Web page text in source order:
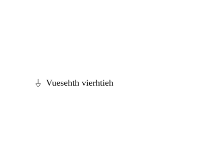
Vuesehth vierhtieh